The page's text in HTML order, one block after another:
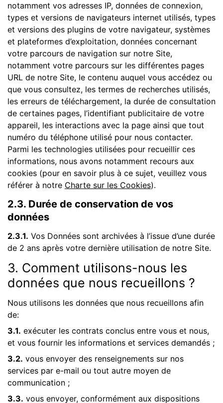
notamment vos adresses IP, données de connexion,
types et versions de navigateurs internet utilisés, types
et versions des plugins de votre navigateur, systèmes
et plateformes d’exploitation, données concernant
votre parcours de navigation sur notre Site,
notamment votre parcours sur les différentes pages
URL de notre Site, le contenu auquel vous accédez ou
que vous consultez, les termes de recherches utilisés,
les erreurs de téléchargement, la durée de consultation
de certaines pages, l’identifiant publicitaire de votre
appareil, les interactions avec la page ainsi que tout
numéro du téléphone utilisé pour nous contacter.
Parmi les technologies utilisées pour recueillir ces
informations, nous avons notamment recours aux
cookies (pour en savoir plus à ce sujet, veuillez vous
référer à notre Charte sur les Cookies).
2.3. Durée de conservation de vos
données
2.3.1. Vos Données sont archivées à l’issue d’une durée
de 2 ans après votre dernière utilisation de notre Site.
3. Comment utilisons-nous les
données que nous recueillons ?
Nous utilisons les données que nous recueillons afin
de:
3.1. exécuter les contrats conclus entre vous et nous,
et vous fournir les informations et services demandés ;
3.2. vous envoyer des renseignements sur nos
services par e-mail ou tout autre moyen de
communication ;
3.3. vous envoyer, conformément aux dispositions